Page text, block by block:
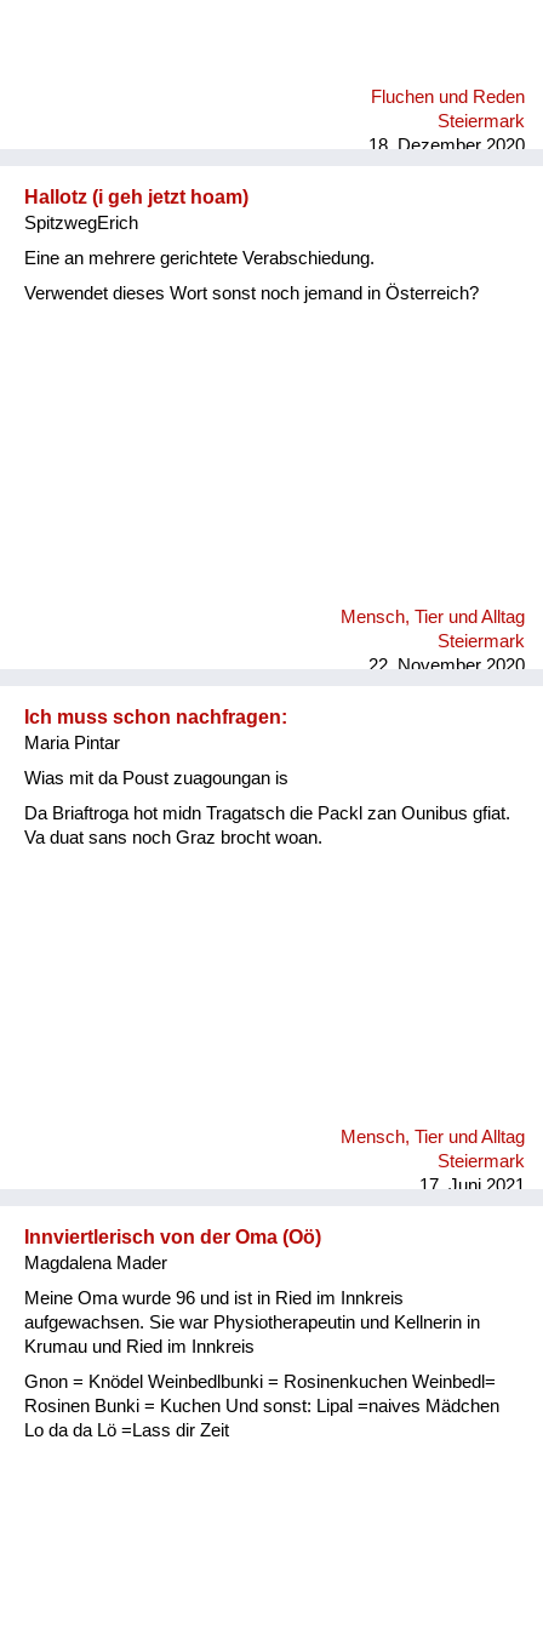
Fluchen und Reden
Steiermark
18. Dezember 2020
Hallotz (i geh jetzt hoam)
SpitzwegErich
Eine an mehrere gerichtete Verabschiedung.
Verwendet dieses Wort sonst noch jemand in Österreich?
Mensch, Tier und Alltag
Steiermark
22. November 2020
Ich muss schon nachfragen:
Maria Pintar
Wias mit da Poust zuagoungan is
Da Briaftroga hot midn Tragatsch die Packl zan Ounibus gfiat.
Va duat sans noch Graz brocht woan.
Mensch, Tier und Alltag
Steiermark
17. Juni 2021
Innviertlerisch von der Oma (Oö)
Magdalena Mader
Meine Oma wurde 96 und ist in Ried im Innkreis
aufgewachsen. Sie war Physiotherapeutin und Kellnerin in
Krumau und Ried im Innkreis
Gnon = Knödel Weinbedlbunki = Rosinenkuchen Weinbedl=
Rosinen Bunki = Kuchen Und sonst: Lipal =naives Mädchen
Lo da da Lö =Lass dir Zeit